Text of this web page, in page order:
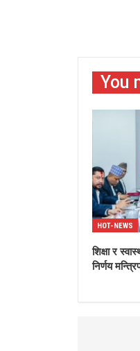
You
HOT-NEWS
शिक्षा र
निर्णय